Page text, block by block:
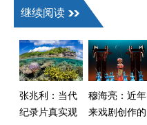
继续阅读
张兆利：当代
纪录片真实观
穆海亮：近年
来戏剧创作的